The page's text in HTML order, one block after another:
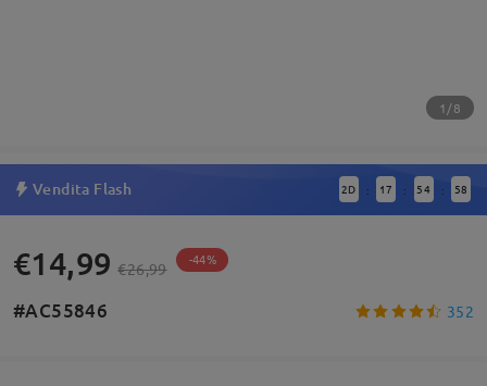
1/8
Vendita Flash 2D : 17 : 54 : 57
€14,99 €26,99 -44%
#AC55846 352